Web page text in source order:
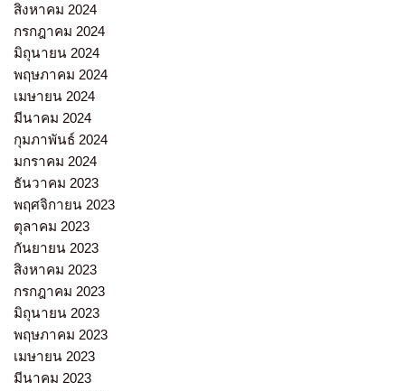
สิงหาคม 2024
กรกฎาคม 2024
มิถุนายน 2024
พฤษภาคม 2024
เมษายน 2024
มีนาคม 2024
กุมภาพันธ์ 2024
มกราคม 2024
ธันวาคม 2023
พฤศจิกายน 2023
ตุลาคม 2023
กันยายน 2023
สิงหาคม 2023
กรกฎาคม 2023
มิถุนายน 2023
พฤษภาคม 2023
เมษายน 2023
มีนาคม 2023